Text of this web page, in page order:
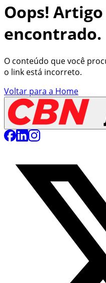
Oops!
encontrado.
O conteúdo que você
o link está incorreto.
Voltar para a Home